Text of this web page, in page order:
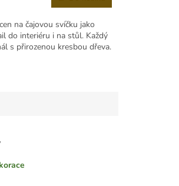
na čajovou svíčku jako
do interiéru i na stůl. Každý
s přirozenou kresbou dřeva.